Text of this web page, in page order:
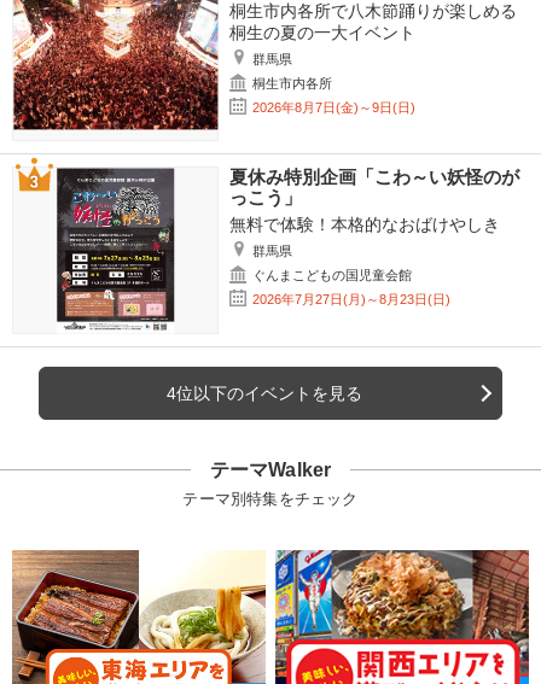
桐生市内各所で八木節踊りが楽しめる
桐生の夏の一大イベント
群馬県
桐生市内各所
2026年8月7日(金)～9日(日)
夏休み特別企画「こわ～い妖怪のが
っこう」
無料で体験！本格的なおばけやしき
群馬県
ぐんまこどもの国児童会館
2026年7月27日(月)～8月23日(日)
4位以下のイベントを見る
テーマWalker
テーマ別特集をチェック